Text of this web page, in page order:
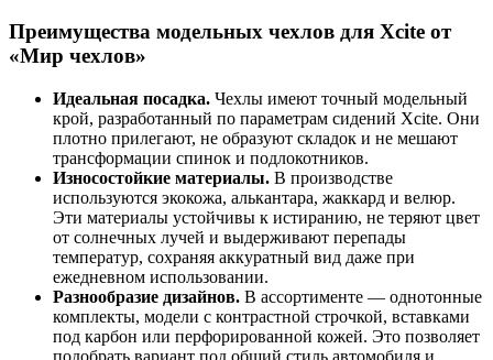
Преимущества модельных чехлов для Xcite от
«Мир чехлов»
Идеальная посадка. Чехлы имеют точный модельный
крой, разработанный по параметрам сидений Xcite. Они
плотно прилегают, не образуют складок и не мешают
трансформации спинок и подлокотников.
Износостойкие материалы. В производстве
используются экокожа, алькантара, жаккард и велюр.
Эти материалы устойчивы к истиранию, не теряют цвет
от солнечных лучей и выдерживают перепады
температур, сохраняя аккуратный вид даже при
ежедневном использовании.
Разнообразие дизайнов. В ассортименте — однотонные
комплекты, модели с контрастной строчкой, вставками
под карбон или перфорированной кожей. Это позволяет